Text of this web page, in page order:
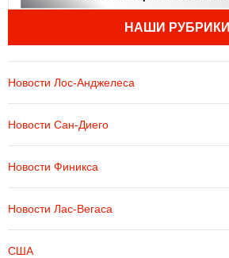
НАШИ РУБРИКИ
Новости Лос-Анджелеса
Новости Сан-Диего
Новости Финикса
Новости Лас-Вегаса
США